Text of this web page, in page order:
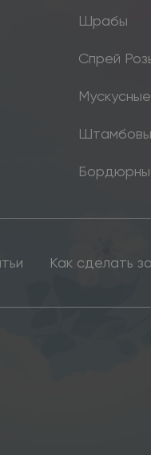
Шрабы
Спрей
Как сделать